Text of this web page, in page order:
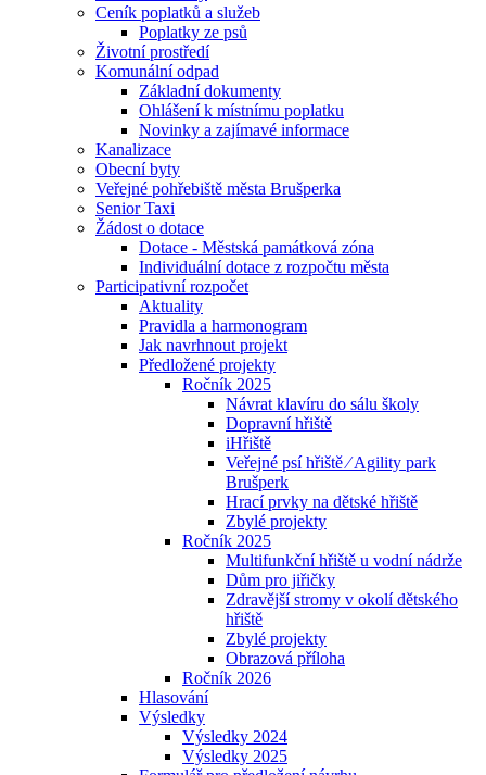
Ceník poplatků a služeb
Poplatky ze psů
Životní prostředí
Komunální odpad
Základní dokumenty
Ohlášení k místnímu poplatku
Novinky a zajímavé informace
Kanalizace
Obecní byty
Veřejné pohřebiště města Brušperka
Senior Taxi
Žádost o dotace
Dotace - Městská památková zóna
Individuální dotace z rozpočtu města
Participativní rozpočet
Aktuality
Pravidla a harmonogram
Jak navrhnout projekt
Předložené projekty
Ročník 2025
Návrat klavíru do sálu školy
Dopravní hřiště
iHřiště
Veřejné psí hřiště ⁄ Agility park
Brušperk
Hrací prvky na dětské hřiště
Zbylé projekty
Ročník 2025
Multifunkční hřiště u vodní nádrže
Dům pro jiřičky
Zdravější stromy v okolí dětského
hřiště
Zbylé projekty
Obrazová příloha
Ročník 2026
Hlasování
Výsledky
Výsledky 2024
Výsledky 2025